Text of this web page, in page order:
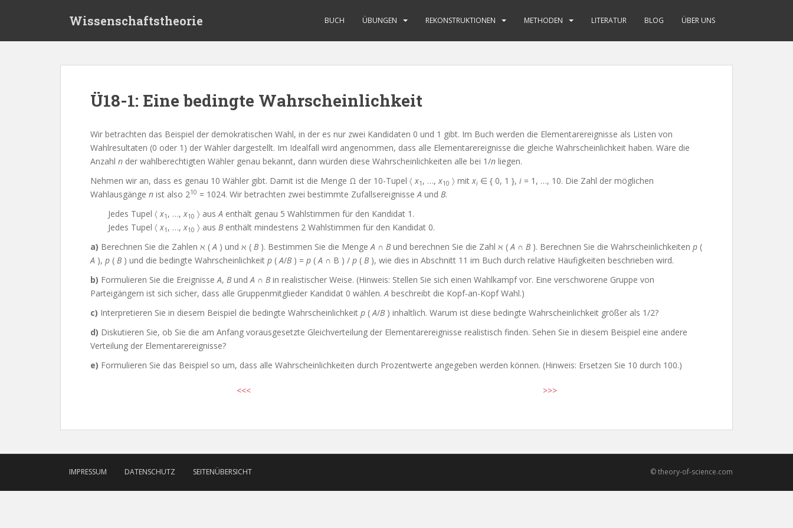
Wissenschaftstheorie BUCH ÜBUNGEN REKONSTRUKTIONEN METHODEN LITERATUR BLOG ÜBER UNS
Ü18-1: Eine bedingte Wahrscheinlichkeit
Wir betrachten das Beispiel der demokratischen Wahl, in der es nur zwei Kandidaten 0 und 1 gibt. Im Buch werden die Elementarereignisse als Listen von
Wahlresultaten (0 oder 1) der Wähler dargestellt. Im Idealfall wird angenommen, dass alle Elementarereignisse die gleiche Wahrscheinlichkeit haben. Wäre die
Anzahl n der wahlberechtigten Wähler genau bekannt, dann würden diese Wahrscheinlichkeiten alle bei 1/n liegen.
Nehmen wir an, dass es genau 10 Wähler gibt. Damit ist die Menge Ω der 10-Tupel 〈x1 , …,x10 〉 mitxi ∈ { 0, 1 }, i = 1, …, 10. Die Zahl der möglichen
Wahlausgänge n ist also 210 = 1024. Wir betrachten zwei bestimmte ZufallsereignisseA und B.
Jedes Tupel 〈x1 , …,x10 〉 ausA enthält genau 5 Wahlstimmen für den Kandidat 1.
Jedes Tupel 〈x1 , …,x10 〉 aus Benthält mindestens 2 Wahlstimmen für den Kandidat 0.
a) Berechnen Sie die Zahlen ℵ (A ) und ℵ ( B). Bestimmen Sie die MengeA ∩ Bund berechnen Sie die Zahl ℵ (A ∩ B). Berechnen Sie die Wahrscheinlichkeiten p (
A ), p ( B) und die bedingte Wahrscheinlichkeit p (A/B) = p (A ∩ B ) / p ( B), wie dies in Abschnitt 11 im Buch durch relative Häufigkeiten beschrieben wird.
b) Formulieren Sie die EreignisseA, BundA ∩ Bin realistischer Weise. (Hinweis: Stellen Sie sich einen Wahlkampf vor. Eine verschworene Gruppe von
Parteigängern ist sich sicher, dass alle Gruppenmitglieder Kandidat 0 wählen.A beschreibt die Kopf-an-Kopf Wahl.)
c) Interpretieren Sie in diesem Beispiel die bedingte Wahrscheinlichkeit p (A/B) inhaltlich. Warum ist diese bedingte Wahrscheinlichkeit größer als 1/2?
d) Diskutieren Sie, ob Sie die am Anfang vorausgesetzte Gleichverteilung der Elementarereignisse realistisch finden. Sehen Sie in diesem Beispiel eine andere
Verteilung der Elementarereignisse?
e) Formulieren Sie das Beispiel so um, dass alle Wahrscheinlichkeiten durch Prozentwerte angegeben werden können. (Hinweis: Ersetzen Sie 10 durch 100.)
<<< >>>
IMPRESSUM DATENSCHUTZ SEITENÜBERSICHT © theory-of-science.com